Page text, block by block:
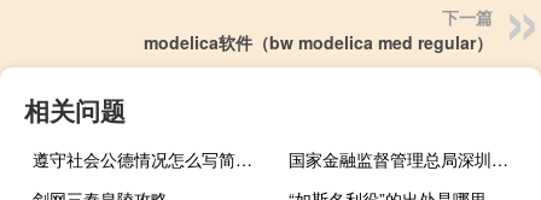
下一篇
modelica软件（bw modelica med regular）
相关问题
遵守社会公德情况怎么写简短（遵守社会公德情况）
国家金融监督管理总局深圳监管局：恒大人寿风险处置有序推进